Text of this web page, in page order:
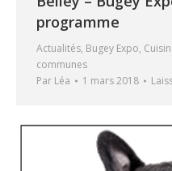
programme
Actualités, Bugey Expo,
communes
Par Léa 1 mars 2018